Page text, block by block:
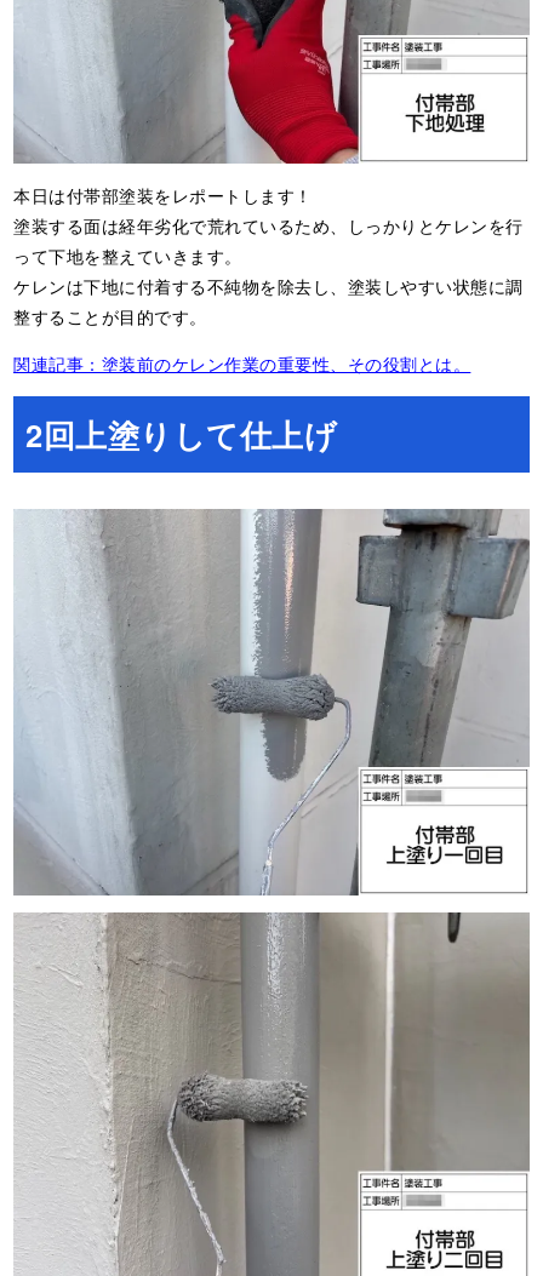
本日は付帯部塗装をレポートします！
塗装する面は経年劣化で荒れているため、しっかりとケレンを行
って下地を整えていきます。
ケレンは下地に付着する不純物を除去し、塗装しやすい状態に調
整することが目的です。
関連記事：塗装前のケレン作業の重要性、その役割とは。
2回上塗りして仕上げ